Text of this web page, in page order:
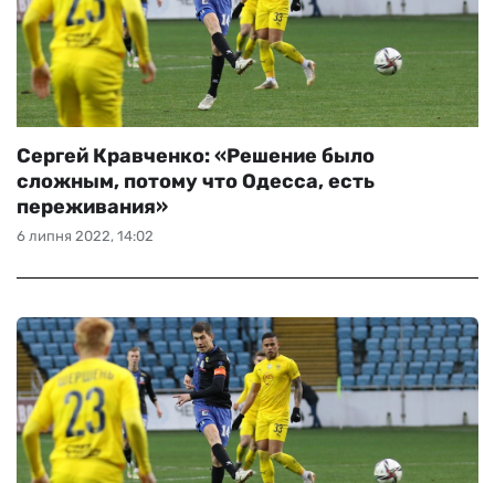
РІЗНЕ
БУКМЕКЕРИ
6 липня 2022, 14:02
Сергей Кравченко: «Решение было
сложным, потому что Одесса, есть
переживания»